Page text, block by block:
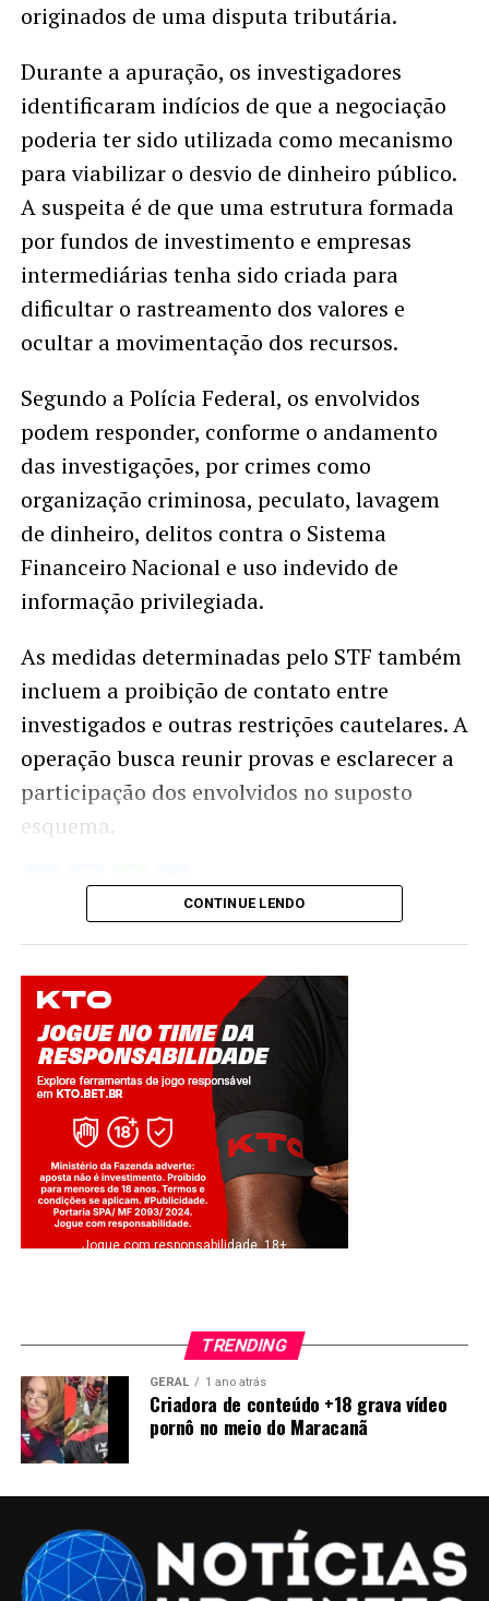
originados de uma disputa tributária.
Durante a apuração, os investigadores
identificaram indícios de que a negociação
poderia ter sido utilizada como mecanismo
para viabilizar o desvio de dinheiro público.
A suspeita é de que uma estrutura formada
por fundos de investimento e empresas
intermediárias tenha sido criada para
dificultar o rastreamento dos valores e
ocultar a movimentação dos recursos.
Segundo a Polícia Federal, os envolvidos
podem responder, conforme o andamento
das investigações, por crimes como
organização criminosa, peculato, lavagem
de dinheiro, delitos contra o Sistema
Financeiro Nacional e uso indevido de
informação privilegiada.
As medidas determinadas pelo STF também
incluem a proibição de contato entre
investigados e outras restrições cautelares. A
operação busca reunir provas e esclarecer a
participação dos envolvidos no suposto
esquema.
Twitter
Facebook
WhatsApp
Share
CONTINUE LENDO
Jogue com responsabilidade. 18+
TRENDING
GERAL 1 ano atrás
Criadora de conteúdo +18 grava vídeo
pornô no meio do Maracanã